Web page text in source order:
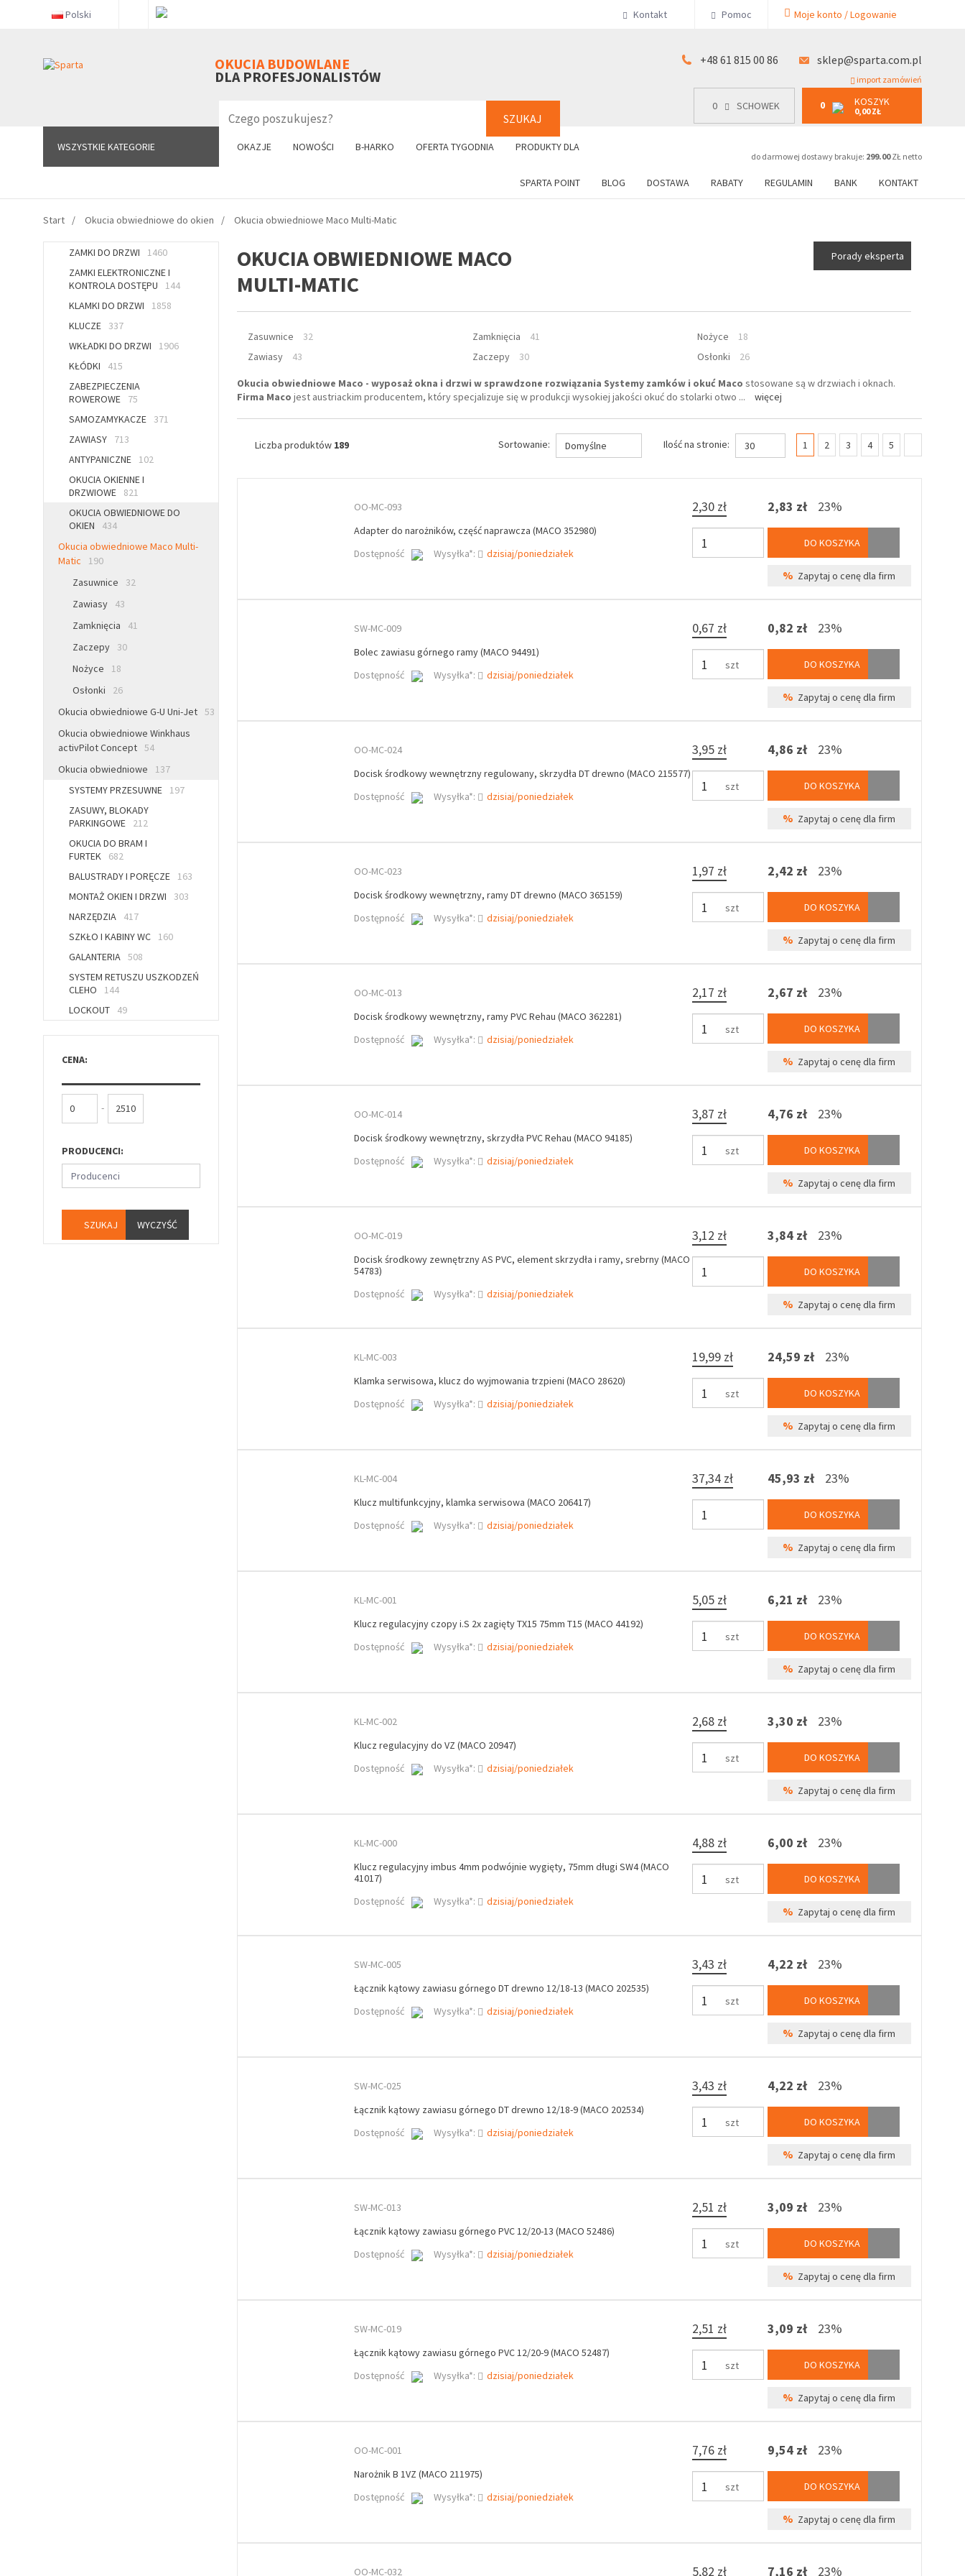
Polski Kontakt Pomoc Moje konto / Logowanie
OKUCIA BUDOWLANE
DLA PROFESJONALISTÓW
SZUKAJ
+48 61 815 00 86 sklep@sparta.com.pl
import zamówień
0 SCHOWEK 0 KOSZYK
0,00 ZŁ
do darmowej dostawy brakuje: 299.00ZŁ netto
WSZYSTKIE KATEGORIE OKAZJE NOWOŚCI B-HARKO OFERTA TYGODNIA PRODUKTY DLA
SPARTA POINT BLOG DOSTAWA RABATY REGULAMIN BANK KONTAKT
WSZYSTKIE KATEGORIE 0 SCHOWEK 0 KOSZYK
0,00 ZŁ
+48 61 815 00 86
Start Okucia obwiedniowe do okien Okucia obwiedniowe Maco Multi-Matic
ZAMKI DO DRZWI
1460
ZAMKI ELEKTRONICZNE I
KONTROLA DOSTĘPU
144
KLAMKI DO DRZWI
1858
KLUCZE
337
WKŁADKI DO DRZWI
1906
KŁÓDKI
415
ZABEZPIECZENIA
ROWEROWE
75
SAMOZAMYKACZE
371
ZAWIASY
713
ANTYPANICZNE
102
OKUCIA OKIENNE I
DRZWIOWE
821
OKUCIA OBWIEDNIOWE DO
OKIEN
434
Okucia obwiedniowe Maco Multi-
Matic
190
Zasuwnice
32
Zawiasy
43
Zamknięcia
41
Zaczepy
30
Nożyce
18
Osłonki
26
Okucia obwiedniowe G-U Uni-Jet 53
Okucia obwiedniowe Winkhaus
activPilot Concept 54
Okucia obwiedniowe
137
SYSTEMY PRZESUWNE
197
ZASUWY, BLOKADY
PARKINGOWE
212
OKUCIA DO BRAM I
FURTEK
682
BALUSTRADY I PORĘCZE
163
MONTAŻ OKIEN I DRZWI
303
NARZĘDZIA
417
SZKŁO I KABINY WC
160
GALANTERIA 508
SYSTEM RETUSZU USZKODZEŃ
CLEHO
144
LOCKOUT
49
CENA:
-
PRODUCENCI:
Producenci
WYCZYŚĆ
OKUCIA OBWIEDNIOWE MACO
MULTI-MATIC
Porady eksperta
Zasuwnice
32
Zawiasy
43
Zamknięcia
41
Zaczepy
30
Nożyce
18
Osłonki
26
Okucia obwiedniowe Maco - wyposaż okna i drzwi w sprawdzone rozwiązania Systemy zamków i okuć Maco stosowane są w drzwiach i oknach.
Firma Maco jest austriackim producentem, który specjalizuje się w produkcji wysokiej jakości okuć do stolarki otwo ... więcej
Liczba produktów 189 Sortowanie: Domyślne Ilość na stronie: 30 1 (current)
2 3 4 5
OO-MC-093
Adapter do narożników, część naprawcza (MACO 352980)
Dostępność
Wysyłka*: dzisiaj/poniedziałek
2,30 zł 2,83 zł 23%
DO KOSZYKA
% Zapytaj o cenę dla firm
SW-MC-009
Bolec zawiasu górnego ramy (MACO 94491)
Dostępność
Wysyłka*: dzisiaj/poniedziałek
0,67 zł
szt
0,82 zł 23%
DO KOSZYKA
% Zapytaj o cenę dla firm
OO-MC-024
Docisk środkowy wewnętrzny regulowany, skrzydła DT drewno (MACO 215577)
Dostępność
Wysyłka*: dzisiaj/poniedziałek
3,95 zł
szt
4,86 zł 23%
DO KOSZYKA
% Zapytaj o cenę dla firm
OO-MC-023
Docisk środkowy wewnętrzny, ramy DT drewno (MACO 365159)
Dostępność
Wysyłka*: dzisiaj/poniedziałek
1,97 zł
szt
2,42 zł 23%
DO KOSZYKA
% Zapytaj o cenę dla firm
OO-MC-013
Docisk środkowy wewnętrzny, ramy PVC Rehau (MACO 362281)
Dostępność
Wysyłka*: dzisiaj/poniedziałek
2,17 zł
szt
2,67 zł 23%
DO KOSZYKA
% Zapytaj o cenę dla firm
OO-MC-014
Docisk środkowy wewnętrzny, skrzydła PVC Rehau (MACO 94185)
Dostępność
Wysyłka*: dzisiaj/poniedziałek
3,87 zł
szt
4,76 zł 23%
DO KOSZYKA
% Zapytaj o cenę dla firm
OO-MC-019
Docisk środkowy zewnętrzny AS PVC, element skrzydła i ramy, srebrny (MACO
54783)
Dostępność
Wysyłka*: dzisiaj/poniedziałek
3,12 zł 3,84 zł 23%
DO KOSZYKA
% Zapytaj o cenę dla firm
KL-MC-003
Klamka serwisowa, klucz do wyjmowania trzpieni (MACO 28620)
Dostępność
Wysyłka*: dzisiaj/poniedziałek
19,99 zł
szt
24,59 zł 23%
DO KOSZYKA
% Zapytaj o cenę dla firm
KL-MC-004
Klucz multifunkcyjny, klamka serwisowa (MACO 206417)
Dostępność
Wysyłka*: dzisiaj/poniedziałek
37,34 zł 45,93 zł 23%
DO KOSZYKA
% Zapytaj o cenę dla firm
KL-MC-001
Klucz regulacyjny czopy i.S 2x zagięty TX15 75mm T15 (MACO 44192)
Dostępność
Wysyłka*: dzisiaj/poniedziałek
5,05 zł
szt
6,21 zł 23%
DO KOSZYKA
% Zapytaj o cenę dla firm
KL-MC-002
Klucz regulacyjny do VZ (MACO 20947)
Dostępność
Wysyłka*: dzisiaj/poniedziałek
2,68 zł
szt
3,30 zł 23%
DO KOSZYKA
% Zapytaj o cenę dla firm
KL-MC-000
Klucz regulacyjny imbus 4mm podwójnie wygięty, 75mm długi SW4 (MACO
41017)
Dostępność
Wysyłka*: dzisiaj/poniedziałek
4,88 zł
szt
6,00 zł 23%
DO KOSZYKA
% Zapytaj o cenę dla firm
SW-MC-005
Łącznik kątowy zawiasu górnego DT drewno 12/18-13 (MACO 202535)
Dostępność
Wysyłka*: dzisiaj/poniedziałek
3,43 zł
szt
4,22 zł 23%
DO KOSZYKA
% Zapytaj o cenę dla firm
SW-MC-025
Łącznik kątowy zawiasu górnego DT drewno 12/18-9 (MACO 202534)
Dostępność
Wysyłka*: dzisiaj/poniedziałek
3,43 zł
szt
4,22 zł 23%
DO KOSZYKA
% Zapytaj o cenę dla firm
SW-MC-013
Łącznik kątowy zawiasu górnego PVC 12/20-13 (MACO 52486)
Dostępność
Wysyłka*: dzisiaj/poniedziałek
2,51 zł
szt
3,09 zł 23%
DO KOSZYKA
% Zapytaj o cenę dla firm
SW-MC-019
Łącznik kątowy zawiasu górnego PVC 12/20-9 (MACO 52487)
Dostępność
Wysyłka*: dzisiaj/poniedziałek
2,51 zł
szt
3,09 zł 23%
DO KOSZYKA
% Zapytaj o cenę dla firm
OO-MC-001
Narożnik B 1VZ (MACO 211975)
Dostępność
Wysyłka*: dzisiaj/poniedziałek
7,76 zł
szt
9,54 zł 23%
DO KOSZYKA
% Zapytaj o cenę dla firm
OO-MC-032 5,82 zł 7,16 zł 23%